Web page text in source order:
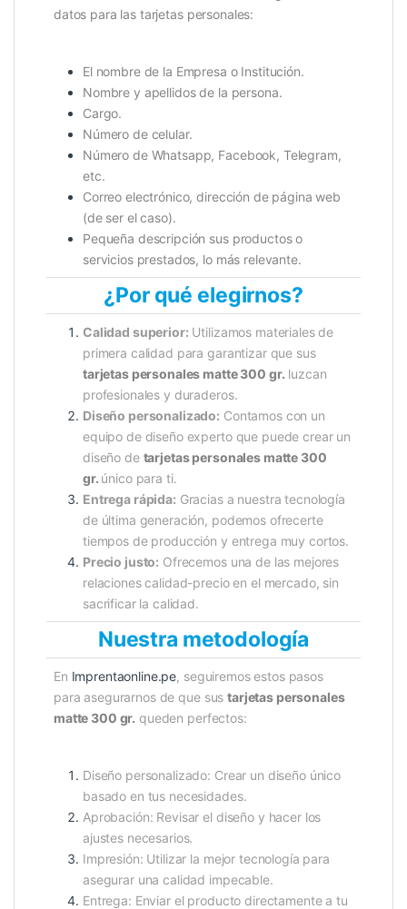
datos para las tarjetas personales:
El nombre de la Empresa o Institución.
Nombre y apellidos de la persona.
Cargo.
Número de celular.
Número de Whatsapp, Facebook, Telegram,
etc.
Correo electrónico, dirección de página web
(de ser el caso).
Pequeña descripción sus productos o
servicios prestados, lo más relevante.
¿Por qué elegirnos?
Calidad superior: Utilizamos materiales de
primera calidad para garantizar que sus
tarjetas personales matte 300 gr. luzcan
profesionales y duraderos.
Diseño personalizado: Contamos con un
equipo de diseño experto que puede crear un
diseño de tarjetas personales matte 300
gr. único para ti.
Entrega rápida: Gracias a nuestra tecnología
de última generación, podemos ofrecerte
tiempos de producción y entrega muy cortos.
Precio justo: Ofrecemos una de las mejores
relaciones calidad-precio en el mercado, sin
sacrificar la calidad.
Nuestra metodología
En Imprentaonline.pe, seguiremos estos pasos
para asegurarnos de que sustarjetas personales
matte 300 gr. queden perfectos:
Diseño personalizado: Crear un diseño único
basado en tus necesidades.
Aprobación: Revisar el diseño y hacer los
ajustes necesarios.
Impresión: Utilizar la mejor tecnología para
asegurar una calidad impecable.
Entrega: Enviar el producto directamente a tu